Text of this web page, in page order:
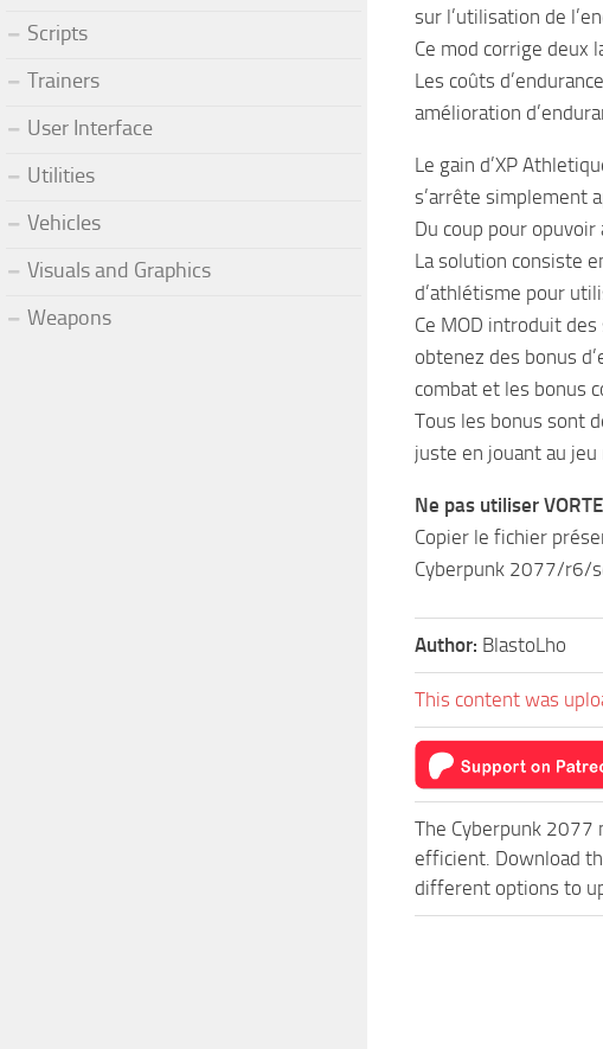
sur l’utilisation de
Ce mod corrige deux
Les coûts
amélioration
Le gain d’XP
s’arrête simplement
Du coup pour opuvoir
La solution consiste
d’athlétisme pour
Ce MOD introduit
obtenez des bonus
combat et les bonus
Tous les bonus sont
juste en jouant au
Ne pas utiliser
Copier le fichier
Cyberpunk 2077/r6/
Author: BlastoLho
This content was
The Cyberpunk 2077
efficient. Download
different options to
Scripts
Trainers
User Interface
Utilities
Vehicles
Visuals and Graphics
Weapons